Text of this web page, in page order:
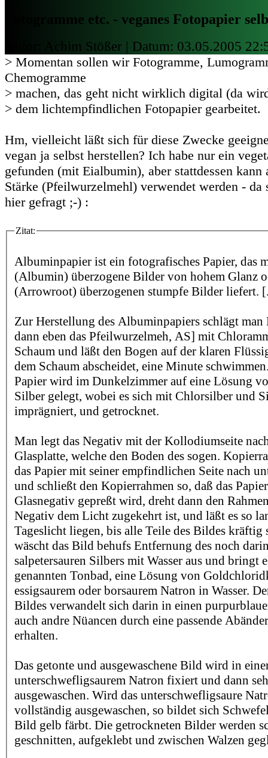
Fotogramme etc. - veganes Fotopapier
Autor: Achim Stößer | Datum: 03.05.2005
> Momentan sollen wir Fotogramme,
Chemogramme
> machen, das geht nicht wirklich digital (da
> dem lichtempfindlichen Fotopapier gearbeitet.
Hm, vielleicht läßt sich für diese Zwecke
vegan ja selbst herstellen? Ich habe nur ein
gefunden (mit Eialbumin), aber stattdessen kann
Stärke (Pfeilwurzelmehl) verwendet werden - da
hier gefragt ;-) :
Zitat:
Albuminpapier ist ein fotografisches Papier, das
(Albumin) überzogene Bilder von hohem Glanz
(Arrowroot) überzogenen stumpfe Bilder liefert.
Zur Herstellung des Albuminpapiers schlägt man
dann eben das Pfeilwurzelmeh, AS] mit
Schaum und läßt den Bogen auf der klaren
dem Schaum abscheidet, eine Minute
Papier wird im Dunkelzimmer auf eine Lösung
Silber gelegt, wobei es sich mit Chlorsilber und
imprägniert, und getrocknet.
Man legt das Negativ mit der Kollodiumseite
Glasplatte, welche den Boden des sogen.
das Papier mit seiner empfindlichen Seite nach
und schließt den Kopierrahmen so, daß das
Glasnegativ gepreßt wird, dreht dann den
Negativ dem Licht zugekehrt ist, und läßt es so
Tageslicht liegen, bis alle Teile des Bildes kräftig
wäscht das Bild behufs Entfernung des noch
salpetersauren Silbers mit Wasser aus und bringt
genannten Tonbad, eine Lösung von
essigsaurem oder borsaurem Natron in Wasser.
Bildes verwandelt sich darin in einen
auch andre Nüancen durch eine passende
erhalten.
Das getonte und ausgewaschene Bild wird in
unterschwefligsaurem Natron fixiert und dann
ausgewaschen. Wird das unterschwefligsaure
vollständig ausgewaschen, so bildet sich
Bild gelb färbt. Die getrockneten Bilder werden
geschnitten, aufgeklebt und zwischen Walzen